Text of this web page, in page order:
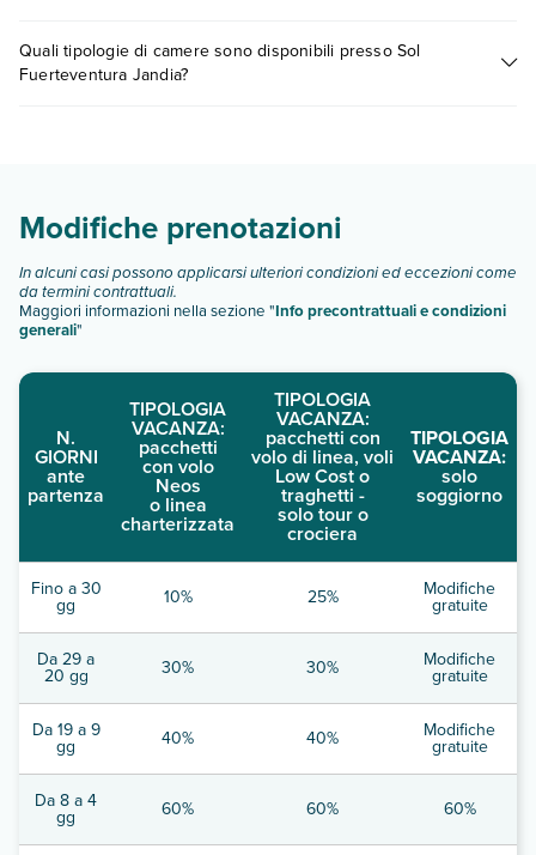
vari fattori (per es. date, condizioni dell'hotel, ecc). Per
consultare i prezzi, compila il motore di ricerca e scegli
Quali tipologie di camere sono disponibili presso Sol
Fuerteventura Jandia?
junior suite con balcone
junior suite xtra vista mare
junior suite con balcone
Scopri tutti i dettagli nel paragrafo dedicato "Info e
descrizione
Modifiche prenotazioni
In alcuni casi possono applicarsi ulteriori condizioni ed eccezioni come
da termini contrattuali.
Maggiori informazioni nella sezione "Info precontrattuali e condizioni
generali"
N.
GIORNI
ante
partenza
TIPOLOGIA
VACANZA:
pacchetti
con volo
Neos
o linea
charterizzata
TIPOLOGIA
VACANZA:
pacchetti con
volo di linea, voli
Low Cost o
traghetti -
solo tour o
crociera
TIPOLOGIA
VACANZA:
solo
soggiorno
Fino a 30
gg 10% 25% Modifiche
gratuite
Da 29 a
20 gg 30% 30% Modifiche
gratuite
Da 19 a 9
gg 40% 40% Modifiche
gratuite
Da 8 a 4
gg 60% 60% 60%